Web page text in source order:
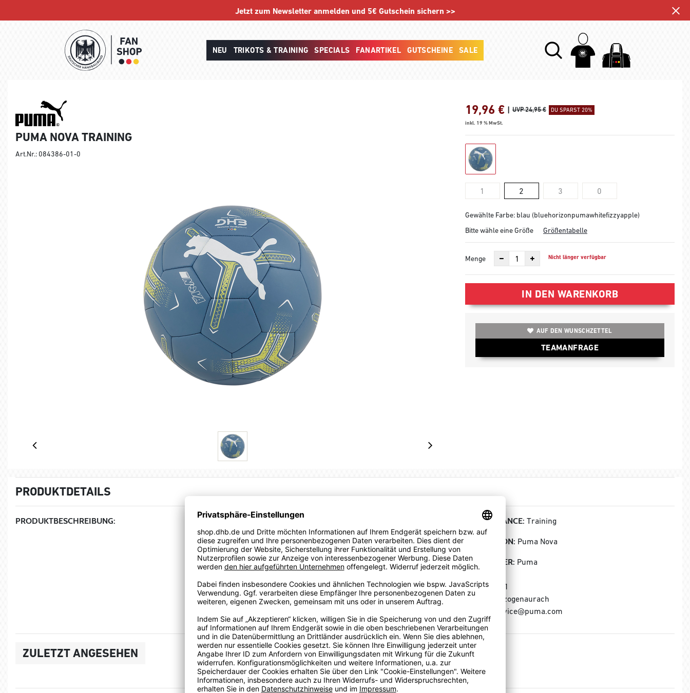
Jetzt zum Newsletter anmelden und 5€ Gutschein sichern >>
NEU TRIKOTS & TRAINING SPECIALS FANARTIKEL GUTSCHEINE SALE
PUMA NOVA TRAINING
Art.Nr.: 084386-01-0
19,96 € | UVP 24,95 € DU SPARST 20%
inkl. 19 % MwSt.
1 2 3 0
Gewählte Farbe: blau (bluehorizonpumawhitefizzyapple)
Bitte wähle eine Größe
Größentabelle
Menge Nicht länger verfügbar
IN DEN WARENKORB
AUF DEN WUNSCHZETTEL
TEAMANFRAGE
PRODUKTDETAILS
PRODUKTBESCHREIBUNG: PERFORMANCE: Training
KOLLEKTION: Puma Nova
HERSTELLER: Puma
Puma SE
Puma Way 1
91074 Herzogenaurach
E-Mail: service@puma.com
ZULETZT ANGESEHEN